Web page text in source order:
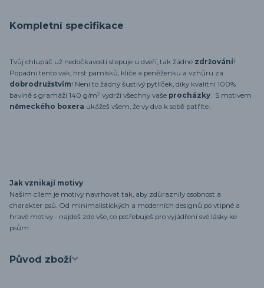
Kompletní specifikace
Tvůj chlupáč už nedočkavostí stepuje u dveří, tak žádné zdržování!
Popadni tento vak, hrst pamlsků, klíče a peněženku a vzhůru za
dobrodružstvím! Není to žádný šustivý pytlíček, díky kvalitní 100%
bavlně s gramáží 140 g/m² vydrží všechny vaše procházky. S motivem
německého boxera ukážeš všem, že vy dva k sobě patříte.
Jak vznikají motivy
Naším cílem je motivy navrhovat tak, aby zdůraznily osobnost a
charakter psů. Od minimalistických a moderních designů po vtipné a
hravé motivy - najdeš zde vše, co potřebuješ pro vyjádření své lásky ke
psům.
Původ zboží